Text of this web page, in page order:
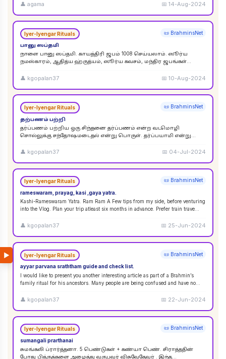
▶
👤 agama 📅14-Aug-2024
Iyer-Iyengar Rituals 📜 BrahminsNet
பானு ஸப்தமி
நாளை பானு ஸப்தமி. காயத்திரி ஜபம் 1008 செய்யலாம். ஸூர்ய
நமஸ்காரம், ஆதித்ய ஹ்ருத்யம், ஸூர்ய கவசம், மந்திர ஜபங்கள்
👤 kgopalan37 📅10-Aug-2024
Iyer-Iyengar Rituals 📜 BrahminsNet
தற்பணம் பற்றி
தர்ப்பணம் பற்றிய ஒரு சிந்தனை தர்ப்பணம் என்ற வடமொழி
சொல்லுக்கு சந்தோஷமடைதல் என்று பொருள். தர்ப்பயாமி என்று
கொள்ளலாம்...
👤 kgopalan37 📅 04-Jul-2024
Iyer-Iyengar Rituals 📜 BrahminsNet
rameswaram, prayag, kasi ,gaya yatra.
Kashi-Rameswaram Yatra. Ram Ram A Few tips from my side, before venturing
into the Vlog. Plan your trip atleast six months in advance. Prefer train trave...
👤 kgopalan37 📅 25-Jun-2024
Iyer-Iyengar Rituals 📜 BrahminsNet
ayyar parvana sraththam guide and check list.
I would like to present you another interesting article as part of a Brahmin’s
family ritual for his ancestors. Many people are being confused and have no
👤 kgopalan37 📅 22-Jun-2024
Iyer-Iyengar Rituals 📜 BrahminsNet
sumangali prarthanai
சுமங்கலி ப்ரார்த்தனா. 5 பெண்டுகள் + கண்யா பெண். சிராத்ததின்
போது பித்ருக்களை அழைத்து வருபவர் விசுவேதேவர் . இந்த